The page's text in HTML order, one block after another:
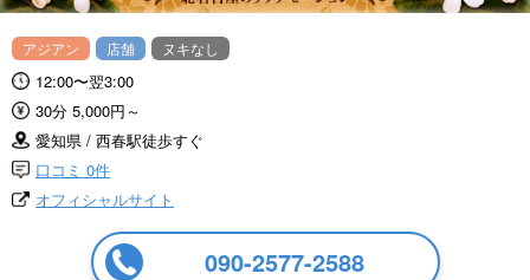
アジアン 店舗 ヌキなし
12:00〜翌3:00
30分 5,000円～
愛知県 / 西春駅徒歩すぐ
口コミ 0件
オフィシャルサイト
090-2577-2588